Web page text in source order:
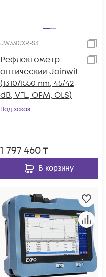
JW3302XR-S3
Рефлектометр
оптический Joinwit
(1310/1550 nm, 45/42
dB, VFL, OPM, OLS)
Под заказ
1 797 460₸
В корзину